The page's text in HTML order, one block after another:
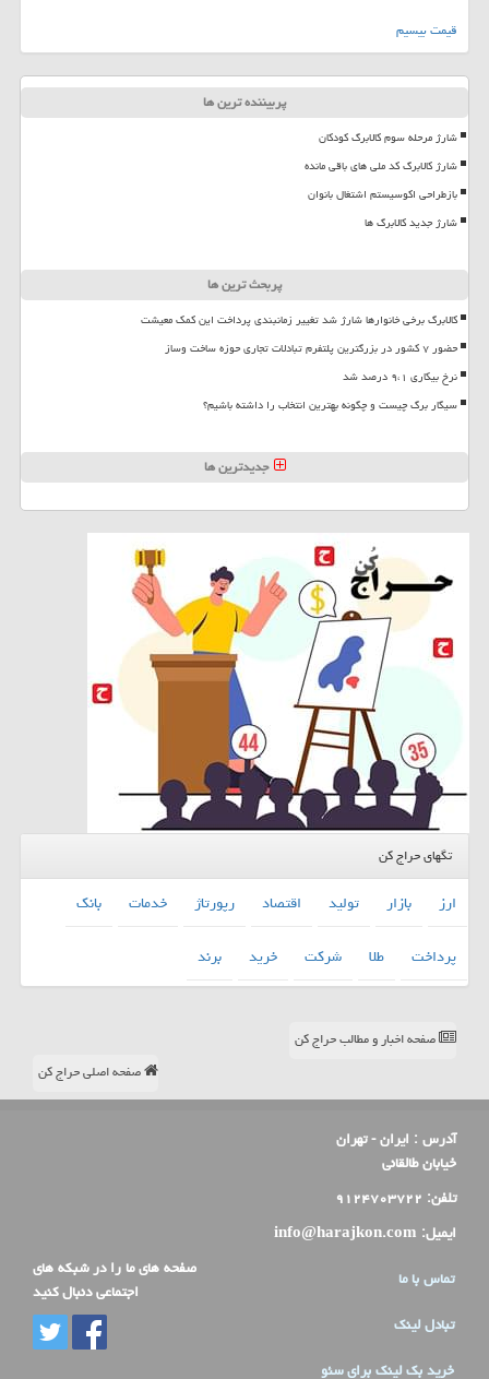
قیمت بیسیم
پربیننده ترین ها
شارژ مرحله سوم کالابرگ کودکان
شارژ کالابرگ کد ملی های باقی مانده
بازطراحی اکوسیستم اشتغال بانوان
شارژ جدید کالابرگ ها
پربحث ترین ها
کالابرگ برخی خانوارها شارژ شد تغییر زمانبندی پرداخت این کمک معیشت
حضور ۷ کشور در بزرگترین پلتفرم تبادلات تجاری حوزه ساخت وساز
نرخ بیکاری ۹،۱ درصد شد
سیگار برگ چیست و چگونه بهترین انتخاب را داشته باشیم؟
جدیدترین ها
تگهای حراج کن
ارز بازار تولید اقتصاد رپورتاژ خدمات
بانك
پرداخت
طلا شركت خرید برند
صفحه اخبار و مطالب حراج کن
صفحه اصلی حراج کن
آدرس : ایران - تهران
خیابان طالقانی
تلفن: ۹۱۲۴۷۰۳۷۲۲
ایمیل: info@harajkon.com
تماس با ما
تبادل لینک
خرید بک لینک برای سئو
صفحه های ما را در شبکه های
اجتماعی دنبال کنید